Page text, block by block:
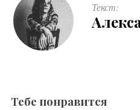
Текст:
Тебе понравится